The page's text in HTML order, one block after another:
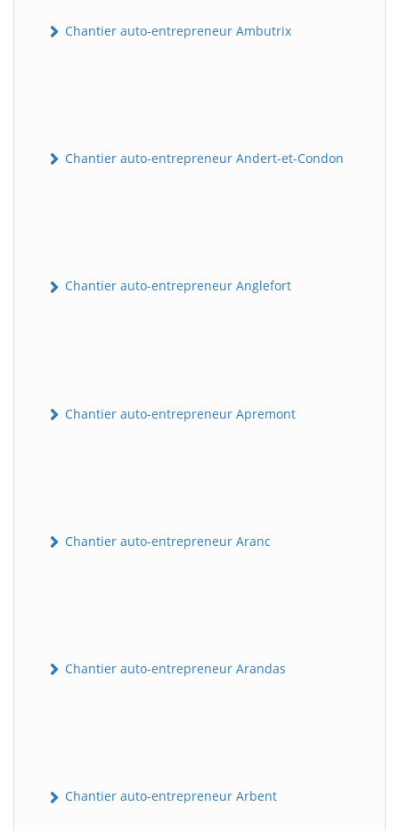
Chantier auto-entrepreneur Ambutrix
Chantier auto-entrepreneur Andert-et-Condon
Chantier auto-entrepreneur Anglefort
Chantier auto-entrepreneur Apremont
Chantier auto-entrepreneur Aranc
Chantier auto-entrepreneur Arandas
Chantier auto-entrepreneur Arbent